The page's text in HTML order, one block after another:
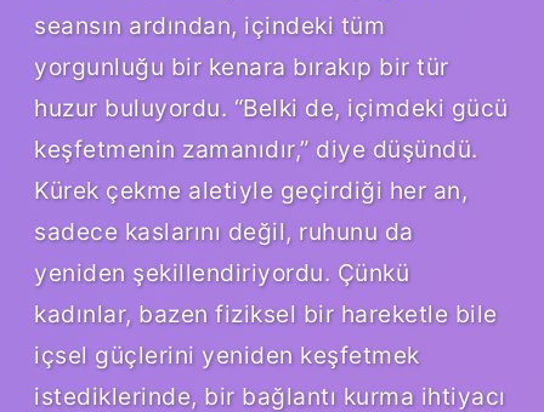
seansın ardından, içindeki tüm
yorgunluğu bir kenara bırakıp bir tür
huzur buluyordu. “Belki de, içimdeki gücü
keşfetmenin zamanıdır,” diye düşündü.
Kürek çekme aletiyle geçirdiği her an,
sadece kaslarını değil, ruhunu da
yeniden şekillendiriyordu. Çünkü
kadınlar, bazen fiziksel bir hareketle bile
içsel güçlerini yeniden keşfetmek
istediklerinde, bir bağlantı kurma ihtiyacı